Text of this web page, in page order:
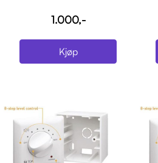
1.000,-
Kjøp